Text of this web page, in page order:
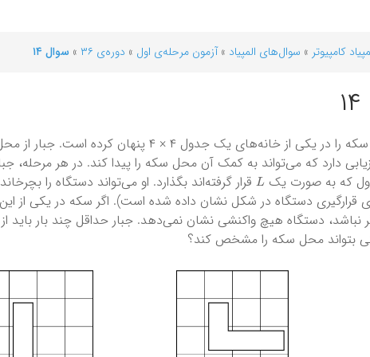
کامپیوتر » سوال‌های المپیاد »آزمون مرحله‌ی اول » دوره‌ی ۳۶ » سوال ۱۴
پیمان یک سکه را در یکی از خانه‌های یک جدول ۴ × ۴
که به صورت یک Lقرار گرفته‌اند بگذارد. او می‌تواند دستگاه را
نباشد، دستگاه هیچ واکنشی نشان نمی‌دهد. جبار حداقل چند بار باید از
بتواند محل سکه را مشخص کند؟